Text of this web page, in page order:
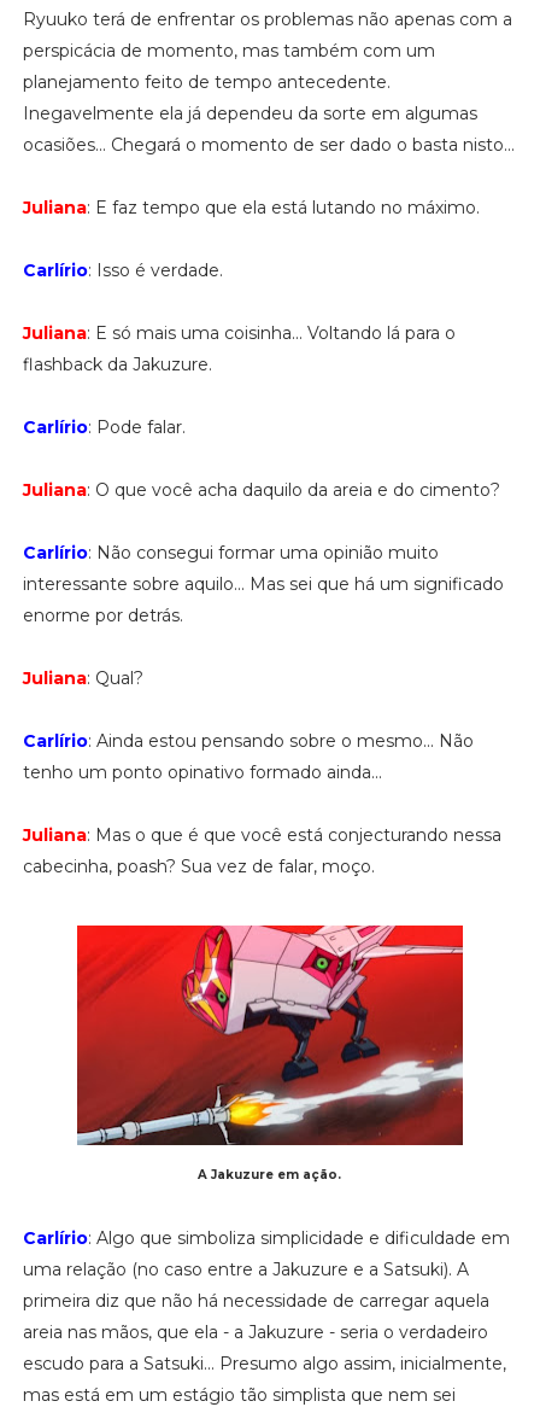
Ryuuko terá de enfrentar os problemas não apenas com a
perspicácia de momento, mas também com um
planejamento feito de tempo antecedente.
Inegavelmente ela já dependeu da sorte em algumas
ocasiões... Chegará o momento de ser dado o basta nisto...
Juliana: E faz tempo que ela está lutando no máximo.
Carlírio: Isso é verdade.
Juliana: E só mais uma coisinha... Voltando lá para o
flashback da Jakuzure.
Carlírio: Pode falar.
Juliana: O que você acha daquilo da areia e do cimento?
Carlírio: Não consegui formar uma opinião muito
interessante sobre aquilo... Mas sei que há um significado
enorme por detrás.
Juliana: Qual?
Carlírio: Ainda estou pensando sobre o mesmo... Não
tenho um ponto opinativo formado ainda...
Juliana: Mas o que é que você está conjecturando nessa
cabecinha, poash? Sua vez de falar, moço.
A Jakuzure em ação.
Carlírio: Algo que simboliza simplicidade e dificuldade em
uma relação (no caso entre a Jakuzure e a Satsuki). A
primeira diz que não há necessidade de carregar aquela
areia nas mãos, que ela - a Jakuzure - seria o verdadeiro
escudo para a Satsuki... Presumo algo assim, inicialmente,
mas está em um estágio tão simplista que nem sei